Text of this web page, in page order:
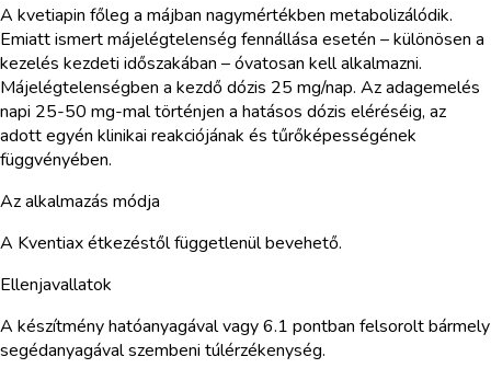
A kvetiapin főleg a májban nagymértékben metabolizálódik.
Emiatt ismert májelégtelenség fennállása esetén – különösen a
kezelés kezdeti időszakában – óvatosan kell alkalmazni.
Májelégtelenségben a kezdő dózis 25 mg/nap. Az adagemelés
napi 25-50 mg-mal történjen a hatásos dózis eléréséig, az
adott egyén klinikai reakciójának és tűrőképességének
függvényében.
Az alkalmazás módja
A Kventiax étkezéstől függetlenül bevehető.
Ellenjavallatok
A készítmény hatóanyagával vagy 6.1 pontban felsorolt bármely
segédanyagával szembeni túlérzékenység.